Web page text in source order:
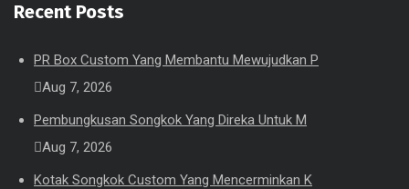
Recent Posts
PR Box Custom Yang Membantu Mewujudkan P
Aug 7, 2026
Pembungkusan Songkok Yang Direka Untuk M
Aug 7, 2026
Kotak Songkok Custom Yang Mencerminkan K